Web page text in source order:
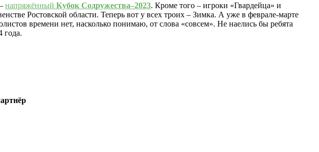
напряжённый Кубок Содружества–2023. Кроме того – игроки «Гвардейца» и
Ростовской области. Теперь вот у всех троих – Зимка. А уже в феврале-марте
времени нет, насколько понимаю, от слова «совсем». Не наелись бы ребята
года.